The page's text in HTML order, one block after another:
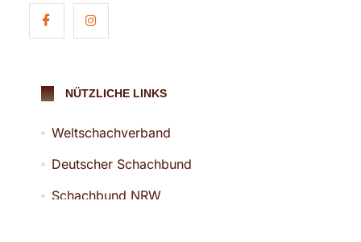
NÜTZLICHE LINKS
Weltschachverband
Deutscher Schachbund
Schachbund NRW